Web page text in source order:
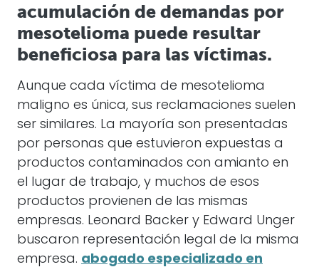
acumulación de demandas por
mesotelioma puede resultar
beneficiosa para las víctimas.
Aunque cada víctima de mesotelioma
maligno es única, sus reclamaciones suelen
ser similares. La mayoría son presentadas
por personas que estuvieron expuestas a
productos contaminados con amianto en
el lugar de trabajo, y muchos de esos
productos provienen de las mismas
empresas. Leonard Backer y Edward Unger
buscaron representación legal de la misma
empresa. abogado especializado en